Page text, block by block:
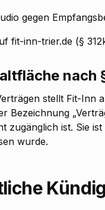
gegen
fit-inn-trier.de (§
nach
stellt Fit-Inn
Bezeichnung
zugänglich ist. Sie
wurde.